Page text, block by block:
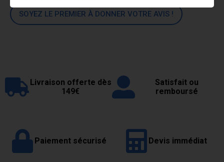
SOYEZ LE PREMIER À DONNER VOTRE AVIS !
Livraison offerte dès
149€
Satisfait ou
remboursé
Paiement sécurisé Devis immédiat